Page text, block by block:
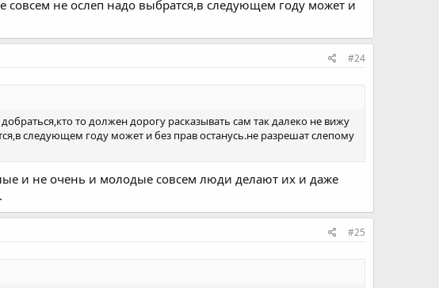
совсем не ослеп надо выбратся,в следующем году может и
#24
то должен дорогу расказывать сам так далеко не вижу
следующем году может и без прав останусь.не разрешат слепому
и не очень и молодые совсем люди делают их и даже
#25